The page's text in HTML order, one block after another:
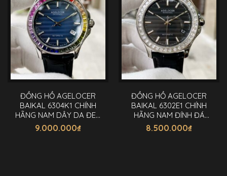
ĐỒNG HỒ AGELOCER
BAIKAL 6304K1 CHÍNH
HÃNG NAM DÂY DA ĐEN
40MM
9.000.000₫
ĐỒNG HỒ AGELOCER
BAIKAL 6302E1 CHÍNH
HÃNG NAM ĐÍNH ĐÁ
40MM
8.500.000₫